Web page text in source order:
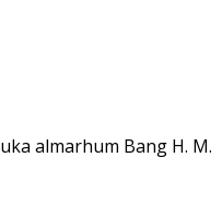
almarhum Bang H. M.